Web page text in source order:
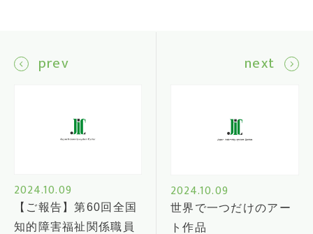
prev
2024.10.09
【ご報告】第60回全国
知的障害福祉関係職員
next
2024.10.09
世界で一つだけのアー
ト作品